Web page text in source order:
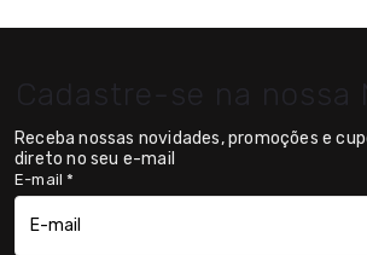
Cadastre-se na nossa
Receba nossas novidades, promoções e
direto no seu e-mail
E-mail*